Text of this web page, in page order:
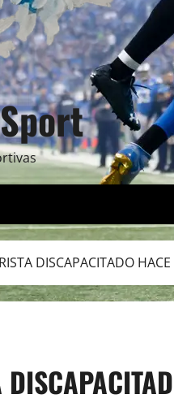
DISCAPACITADO